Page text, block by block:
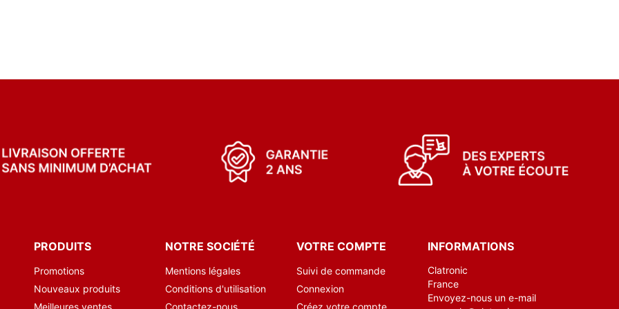
PRODUITS
Promotions
Nouveaux produits
Meilleures ventes
NOTRE SOCIÉTÉ
Mentions légales
Conditions d'utilisation
Contactez-nous
VOTRE COMPTE
Suivi de commande
Connexion
Créez votre compte
INFORMATIONS
Clatronic
France
Envoyez-nous un e-mail